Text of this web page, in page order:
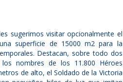
sugerimos visitar opcionalmente el
superficie de 15000 m2 para la
Destacan, sobre todo dos
nombres de los 11.800 Héroes
de alto, el Soldado de la Victoria